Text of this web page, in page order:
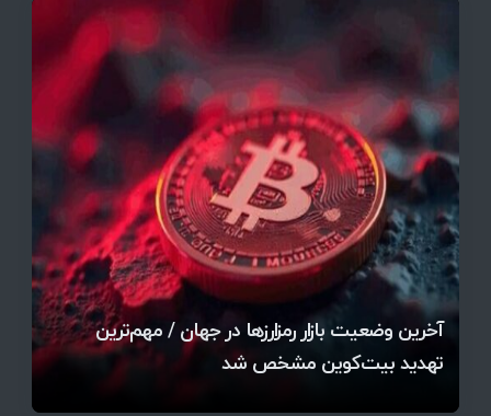
آخرین وضعیت بازار رمزارزها در جهان / مهم‌ترین
تهدید بیت‌کوین مشخص شد
اتفاق تاریخی در بازار رمزارزها / بیت‌کوین سبز شد
قیمت تتر، بیت‌کوین و اتریوم امروز دوشنبه ۵ مرداد
۱۴۰۵ | بیت‌کوین این مرز را از دست بدهد، همه‌چیز
تغییر می‌کند
رقابت پنهان دولت‌ها بر سر بیت‌کوین/ ۱۰ کشور برتر
کدامند؟
اتفاق مهم در بازار رمزارزها / بیت‌کوین وارد فاز تازه شد
تازه‌ترین رسوایی ارز دیجیتال؛ شکایت میلیاردی روی
میز / ۶۲۲ بیت‌کوین کجا رفت؟
بحران بدهی شرکت‌ها و خطر فروش اجباری میلیاردها
دلار بیت‌کوین
آیا بیت‌کوین دوباره به کانال ۴۴ هزار دلار برمی‌گردد؟